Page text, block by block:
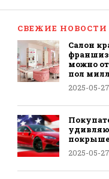
СВЕЖИЕ НОВОСТИ
Салон
можно
пол
2025-05-
2025-05-